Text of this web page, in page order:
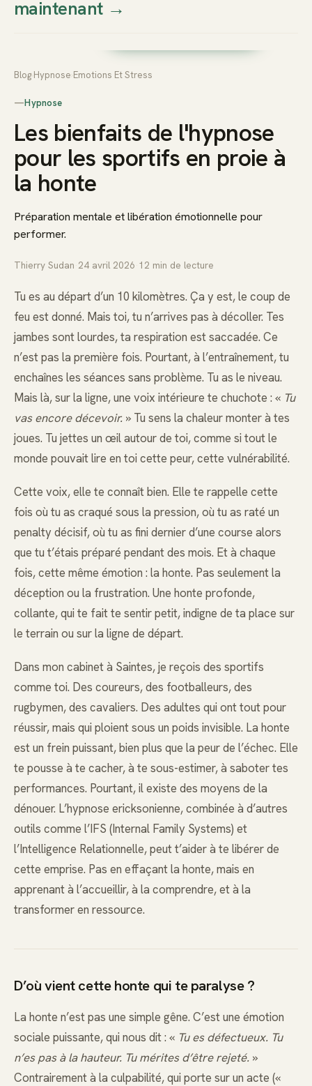
Thierry
Prendre rendez-vous dès
maintenant→
Blog Hypnose Emotions Et Stress
—Hypnose
Les bienfaits de l'hypnose
pour les sportifs en proie à
la honte
Préparation mentale et libération émotionnelle pour
performer.
Thierry Sudan 24 avril 2026 12 min de lecture
Tu es au départ d’un 10 kilomètres. Ça y est, le coup de
feu est donné. Mais toi, tu n’arrives pas à décoller. Tes
jambes sont lourdes, ta respiration est saccadée. Ce
n’est pas la première fois. Pourtant, à l’entraînement, tu
enchaînes les séances sans problème. Tu as le niveau.
Mais là, sur la ligne, une voix intérieure te chuchote : « Tu
vas encore décevoir. » Tu sens la chaleur monter à tes
joues. Tu jettes un œil autour de toi, comme si tout le
monde pouvait lire en toi cette peur, cette vulnérabilité.
Cette voix, elle te connaît bien. Elle te rappelle cette
fois où tu as craqué sous la pression, où tu as raté un
penalty décisif, où tu as fini dernier d’une course alors
que tu t’étais préparé pendant des mois. Et à chaque
fois, cette même émotion : la honte. Pas seulement la
déception ou la frustration. Une honte profonde,
collante, qui te fait te sentir petit, indigne de ta place sur
le terrain ou sur la ligne de départ.
Dans mon cabinet à Saintes, je reçois des sportifs
comme toi. Des coureurs, des footballeurs, des
rugbymen, des cavaliers. Des adultes qui ont tout pour
réussir, mais qui ploient sous un poids invisible. La honte
est un frein puissant, bien plus que la peur de l’échec. Elle
te pousse à te cacher, à te sous-estimer, à saboter tes
performances. Pourtant, il existe des moyens de la
dénouer. L’hypnose ericksonienne, combinée à d’autres
outils comme l’IFS (Internal Family Systems) et
l’Intelligence Relationnelle, peut t’aider à te libérer de
cette emprise. Pas en effaçant la honte, mais en
apprenant à l’accueillir, à la comprendre, et à la
transformer en ressource.
D’où vient cette honte qui te paralyse ?
La honte n’est pas une simple gêne. C’est une émotion
sociale puissante, qui nous dit : « Tu es défectueux. Tu
n’es pas à la hauteur. Tu mérites d’être rejeté. »
Contrairement à la culpabilité, qui porte sur un acte («